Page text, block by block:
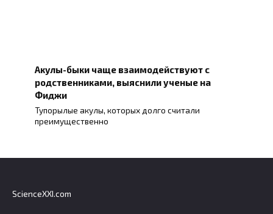
Акулы-быки чаще взаимодействуют с
родственниками, выяснили ученые на
Фиджи
Тупорылые акулы, которых долго считали
преимущественно
ScienceXXI.com